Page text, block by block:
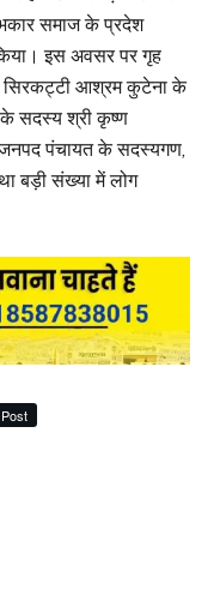
समाज के प्रदेश
इस अवसर पर गृह
सिरकट्टी आश्रम कुटेना के
के सदस्य श्री कृष्ण
जनपद पंचायत के सदस्यगण,
बड़ी संख्या में लोग
Post